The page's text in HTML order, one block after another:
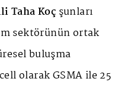
Taha Koç şunları
sektörünün ortak
buluşma
olarak GSMA ile 25